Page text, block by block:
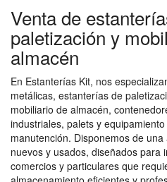
Venta de
paletización y
almacén
En Estanterías Kit, nos
metálicas, estanterías de
mobiliario de almacén,
industriales, palets y
manutención. Disponemos de
nuevos y usados, diseñados para
comercios y particulares que